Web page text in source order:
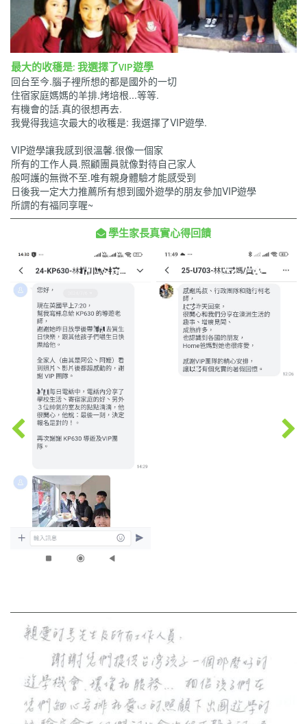
最大的收穫是: 我選擇了VIP遊學
回台至今.腦子裡所想的都是國外的一切
住宿家庭媽媽的羊排.烤培根...等等.
有機會的話.真的很想再去.
我覺得我這次最大的收穫是: 我選擇了VIP遊學.
VIP遊學讓我感到很溫馨.很像一個家
所有的工作人員.照顧團員就像對待自己家人
般呵護的無微不至.唯有親身體驗才能感受到
日後我一定大力推薦所有想到國外遊學的朋友參加VIP遊學
所謂的有福同享喔~
 學生家長真實心得回饋